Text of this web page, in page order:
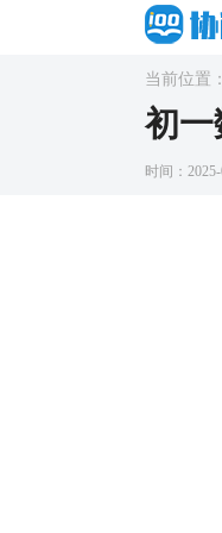
当前位置：
初一
时间：